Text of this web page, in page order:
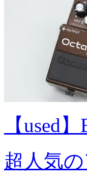
【used
超人気